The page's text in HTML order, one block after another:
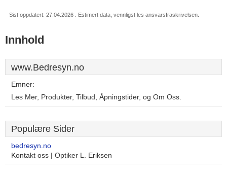
Sist oppdatert: 27.04.2026 . Estimert data, vennligst les ansvarsfraskrivelsen.
Innhold
www.Bedresyn.no
Emner:
Les Mer, Produkter, Tilbud, Åpningstider, og Om Oss.
Populære Sider
bedresyn.no
Kontakt oss | Optiker L. Eriksen